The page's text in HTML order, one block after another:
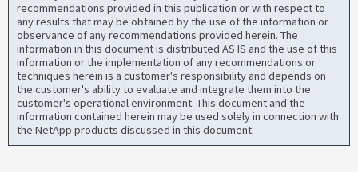
recommendations provided in this publication or with respect to
any results that may be obtained by the use of the information or
observance of any recommendations provided herein. The
information in this document is distributed AS IS and the use of this
information or the implementation of any recommendations or
techniques herein is a customer's responsibility and depends on
the customer's ability to evaluate and integrate them into the
customer's operational environment. This document and the
information contained herein may be used solely in connection with
the NetApp products discussed in this document.